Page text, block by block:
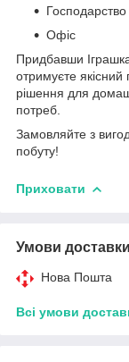
Господарство
Офіс
Придбавши
отримуєте
рішення для
потреб.
Замовляйте з
побуту!
Приховати
Умови доставки
Нова Пошта
Всі умови